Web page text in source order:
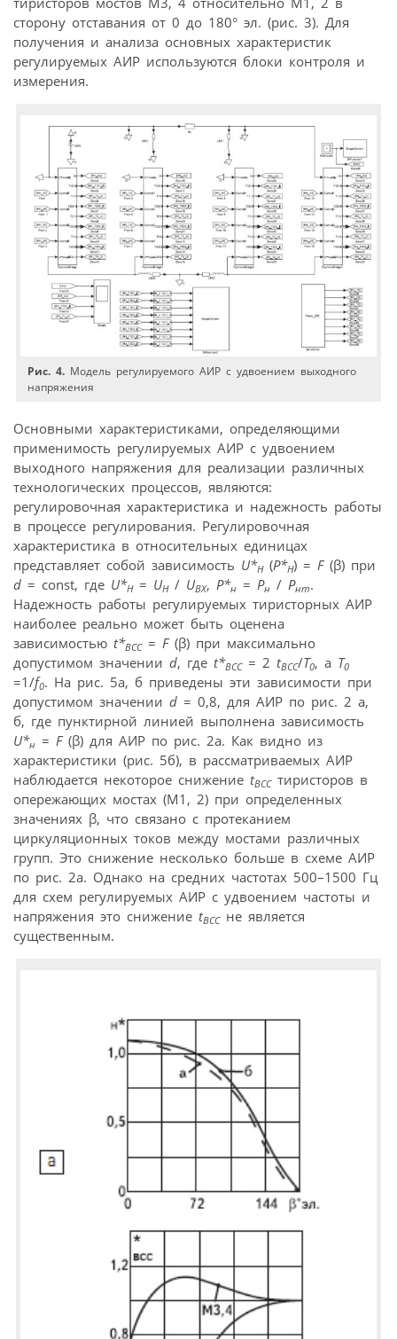
сторону отставания от 0 до 180° эл. (рис. 3). Для
получения и анализа основных характеристик
регулируемых АИР используются блоки контроля и
измерения.
Рис. 4. Модель регулируемого АИР с удвоением выходного
напряжения
Основными характеристиками, определяющими
применимость регулируемых АИР с удвоением
выходного напряжения для реализации различных
технологических процессов, являются:
регулировочная характеристика и надежность работы
в процессе регулирования. Регулировочная
характеристика в относительных единицах
представляет собой зависимость U*Н(P*Н) = F(β) при
d = const, где U*Н= UН/ UВХ, P*н = Pн / Pнm.
Надежность работы регулируемых тиристорных АИР
наиболее реально может быть оценена
зависимостью t*ВСС= F(β) при максимально
допустимом значении d, где t*ВСС= 2 tВСС/T0, а T0
=1/f0. На рис. 5а, б приведены эти зависимости при
допустимом значении d = 0,8, для АИР по рис. 2 а,
б, где пунктирной линией выполнена зависимость
U*н = F(β) для АИР по рис. 2а. Как видно из
характеристики (рис. 5б), в рассматриваемых АИР
наблюдается некоторое снижение tВССтиристоров в
опережающих мостах (М1, 2) при определенных
значениях β, что связано с протеканием
циркуляционных токов между мостами различных
групп. Это снижение несколько больше в схеме АИР
по рис. 2а. Однако на средних частотах 500–1500 Гц
для схем регулируемых АИР с удвоением частоты и
напряжения это снижение tВССне является
существенным.